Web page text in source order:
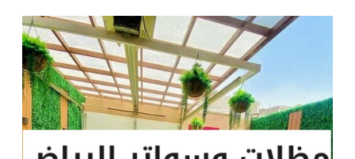
بالرياض
|
0560048269